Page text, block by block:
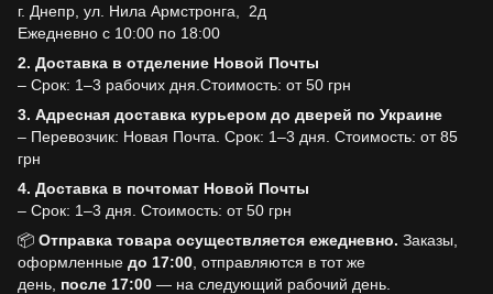
г. Днепр, ул. Нила Армстронга, 2д
Ежедневно с 10:00 по 18:00
2. Доставка в отделение Новой Почты
– Срок: 1–3 рабочих дня.Стоимость: от 50 грн
3. Адресная доставка курьером до дверей по Украине
– Перевозчик: Новая Почта. Срок: 1–3 дня. Стоимость: от 85
грн
4. Доставка в почтомат Новой Почты
– Срок: 1–3 дня. Стоимость: от 50 грн
📦 Отправка товара осуществляется ежедневно. Заказы,
оформленные до 17:00 , отправляются в тот же
день, после 17:00 — на следующий рабочий день.